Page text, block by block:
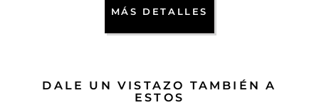
MÁS DETALLES
DALE UN VISTAZO TAMBIÉN A
ESTOS